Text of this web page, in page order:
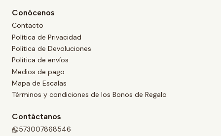
Conócenos
Contacto
Política de Privacidad
Política de Devoluciones
Política de envíos
Medios de pago
Mapa de Escalas
Términos y condiciones de los Bonos de Regalo
Contáctanos
573007868546